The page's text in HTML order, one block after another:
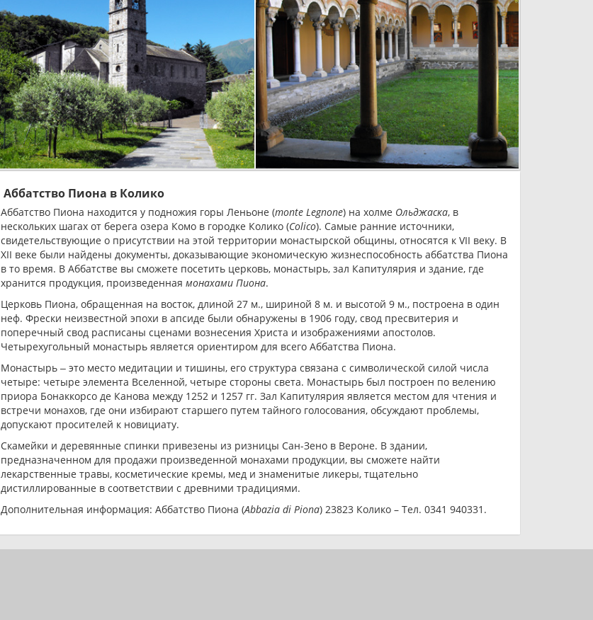
Аббатство Пиона в Колико
Аббатство Пиона находится у подножия горы Леньоне (monte Legnone) на холме Ольджаска, в
нескольких шагах от берега озера Комо в городке Колико (Colico). Самые ранние источники,
свидетельствующие о присутствии на этой территории монастырской общины, относятся к VII веку. В
XII веке были найдены документы, доказывающие экономическую жизнеспособность аббатства Пиона
в то время. В Аббатстве вы сможете посетить церковь, монастырь, зал Капитулярия и здание, где
хранится продукция, произведенная монахами Пиона.
Церковь Пиона, обращенная на восток, длиной 27 м., шириной 8 м. и высотой 9 м., построена в один
неф. Фрески неизвестной эпохи в апсиде были обнаружены в 1906 году, свод пресвитерия и
поперечный свод расписаны сценами вознесения Христа и изображениями апостолов.
Четырехугольный монастырь является ориентиром для всего Аббатства Пиона.
Монастырь ‒ это место медитации и тишины, его структура связана с символической силой числа
четыре: четыре элемента Вселенной, четыре стороны света. Монастырь был построен по велению
приора Бонаккорсо де Канова между 1252 и 1257 гг. Зал Капитулярия является местом для чтения и
встречи монахов, где они избирают старшего путем тайного голосования, обсуждают проблемы,
допускают просителей к новициату.
Скамейки и деревянные спинки привезены из ризницы Сан-Зено в Вероне. В здании,
предназначенном для продажи произведенной монахами продукции, вы сможете найти
лекарственные травы, косметические кремы, мед и знаменитые ликеры, тщательно
дистиллированные в соответствии с древними традициями.
Дополнительная информация: Aббатство Пиона (Abbazia di Piona) 23823 Колико – Тел. 0341 940331.